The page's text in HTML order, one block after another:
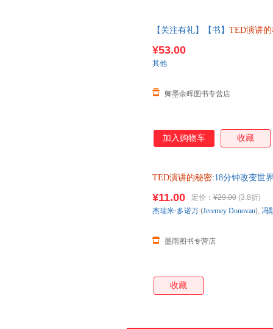
体与声音之间的关系，同时结
小技巧，让你随时随地进行声
心恐惧，拥有平静情绪，享受
【关注有礼】【书】 TED演讲
¥53.00
卿墨余晖图书专营店
其他
加入购物车 收藏
TED演讲的秘密:18分钟改变世
¥11.00 定价： ¥29.00 (3.8折)
墨雨图书专营店
杰瑞米·多诺万 (Jeremey Donovan), 冯
收藏